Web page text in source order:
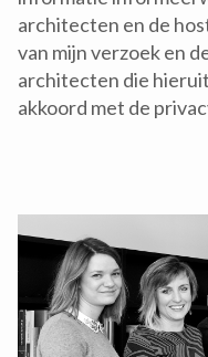
architecten en de
van mijn verzoek en
architecten die
akkoord met de